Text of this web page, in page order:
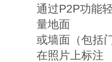
通过P2P功能
量地面
或墙面（包括
在照片上标注